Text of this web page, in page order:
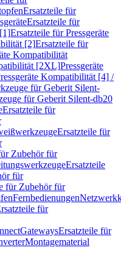
Ersatzteile für
Ersatzteile für
Ersatzteile für Pressgeräte
[2]Ersatzteile für
Kompatibilität
[2XL]Pressgeräte
Kompatibilität [4] /
für Geberit Silent-
für Geberit Silent-db20
Ersatzteile für
Ersatzteile für
Zubehör für
Ersatzteile
für
für Zubehör für
Fernbedienungen
für
GatewaysErsatzteile für
Montagematerial